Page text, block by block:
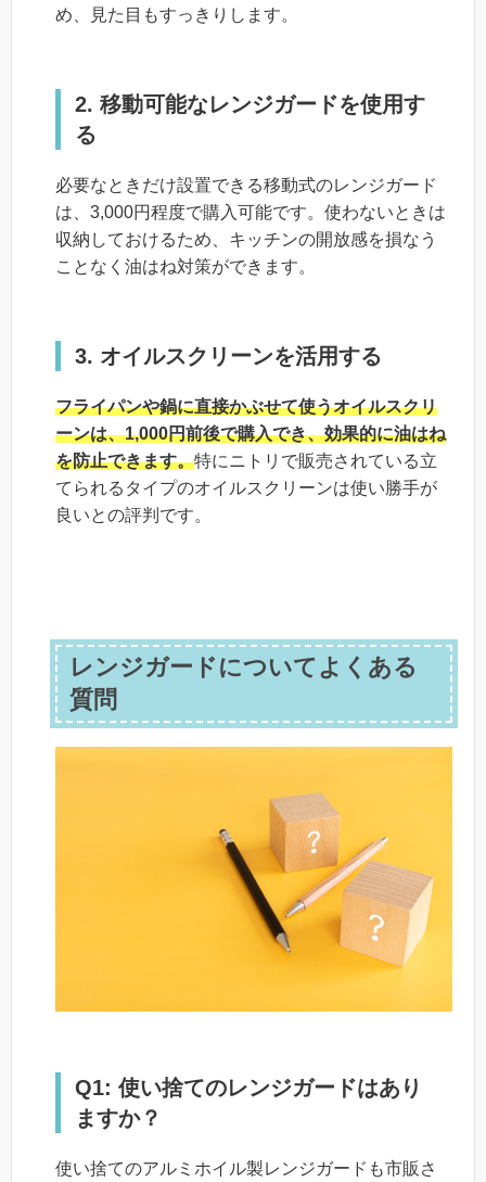
め、見た目もすっきりします。
2. 移動可能なレンジガードを使用す
る
必要なときだけ設置できる移動式のレンジガード
は、3,000円程度で購入可能です。使わないときは
収納しておけるため、キッチンの開放感を損なう
ことなく油はね対策ができます。
3. オイルスクリーンを活用する
フライパンや鍋に直接かぶせて使うオイルスクリ
ーンは、1,000円前後で購入でき、効果的に油はね
を防止できます。特にニトリで販売されている立
てられるタイプのオイルスクリーンは使い勝手が
良いとの評判です。
レンジガードについてよくある
質問
Q1: 使い捨てのレンジガードはあり
ますか？
使い捨てのアルミホイル製レンジガードも市販さ